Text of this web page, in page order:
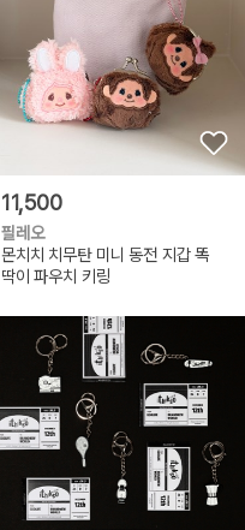
11,500
필레오
몬치치 치무탄 미니 동전 지갑 똑
딱이 파우치 키링